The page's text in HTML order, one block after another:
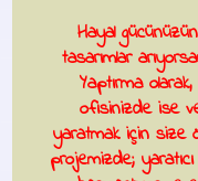
Hayal
tasarımlar
Yaptırma
ofisinizde ise
yaratmak için size
projemizde;